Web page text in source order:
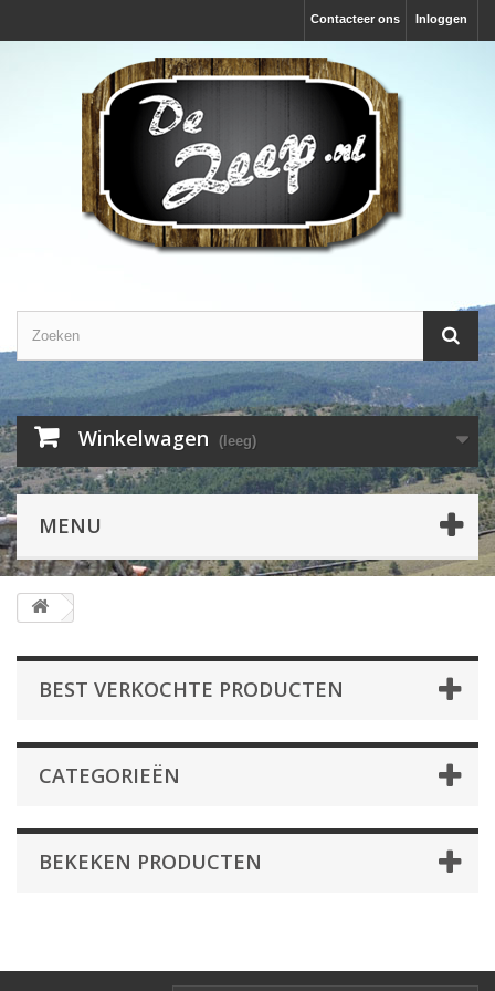
Inloggen
Contacteer ons
Winkelwagen (leeg)
MENU
BEST VERKOCHTE PRODUCTEN
CATEGORIEËN
BEKEKEN PRODUCTEN